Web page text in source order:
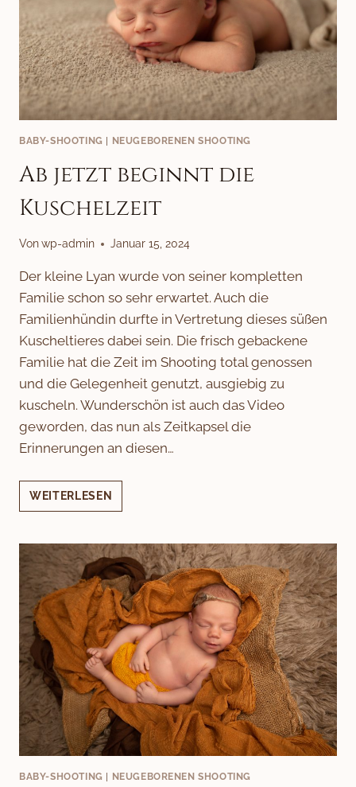
BABY-SHOOTING | NEUGEBORENEN SHOOTING
Ab jetzt beginnt die
Kuschelzeit
Vonwp-admin Januar 15, 2024
Der kleine Lyan wurde von seiner kompletten
Familie schon so sehr erwartet. Auch die
Familienhündin durfte in Vertretung dieses süßen
Kuscheltieres dabei sein. Die frisch gebackene
Familie hat die Zeit im Shooting total genossen
und die Gelegenheit genutzt, ausgiebig zu
kuscheln. Wunderschön ist auch das Video
geworden, das nun als Zeitkapsel die
Erinnerungen an diesen…
WEITERLESEN
JETZT
DIE
KUSCHELZEIT
BABY-SHOOTING NEUGEBORENEN SHOOTING